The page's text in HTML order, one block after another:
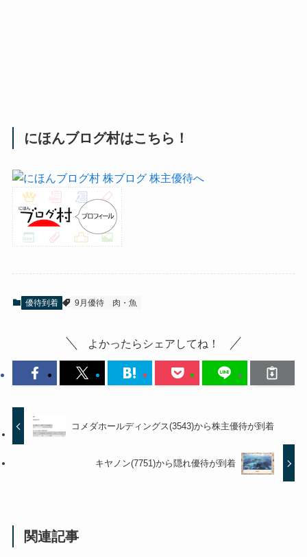
にほんブログ村はこちら！
優待到着 9月優待 肉・魚
よかったらシェアしてね！
コメダホールディングス(3543)から株主優待が到着
キヤノン(7751)から隠れ優待が到着
関連記事